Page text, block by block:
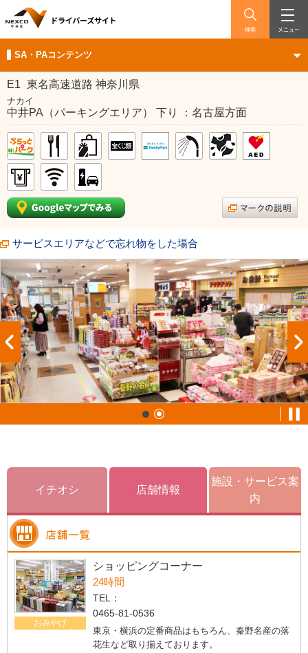
検索 メニュー
SA・PAコンテンツ
E1 東名高速道路 神奈川県
ナカイ
中井PA（パーキングエリア） 下り ：名古屋方面
サービスエリアなどで忘れ物をした場合
イチオシ 店舗情報
施設・サービス案
内
おみやげ
ショッピングコーナー
24時間
TEL：
0465-81-0536
東京・横浜の定番商品はもちろん、秦野名産の落
花生など取り揃えております。